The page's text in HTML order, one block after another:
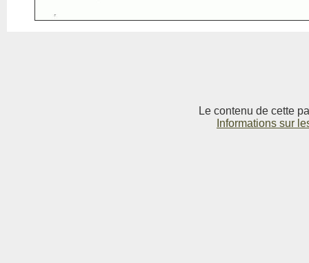
Le contenu de cette
Informations sur